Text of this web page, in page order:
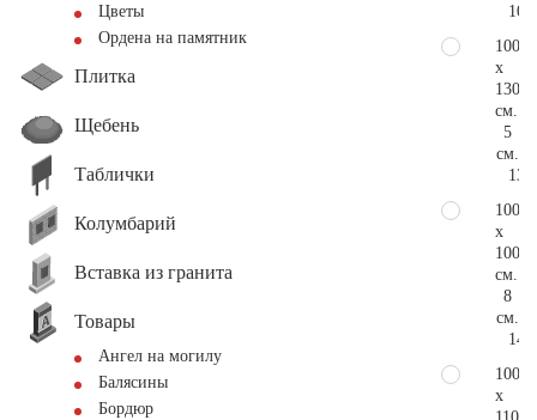
Цветы
Ордена на памятник
Плитка
Щебень
Таблички
Колумбарий
Вставка из гранита
Товары
Ангел на могилу
Балясины
Бордюр
100
x
130
см.
5
см.
100
x
100
см.
8
см.
100
x